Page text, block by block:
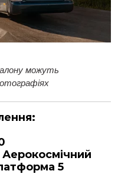
можуть
Аерокосмічний
5